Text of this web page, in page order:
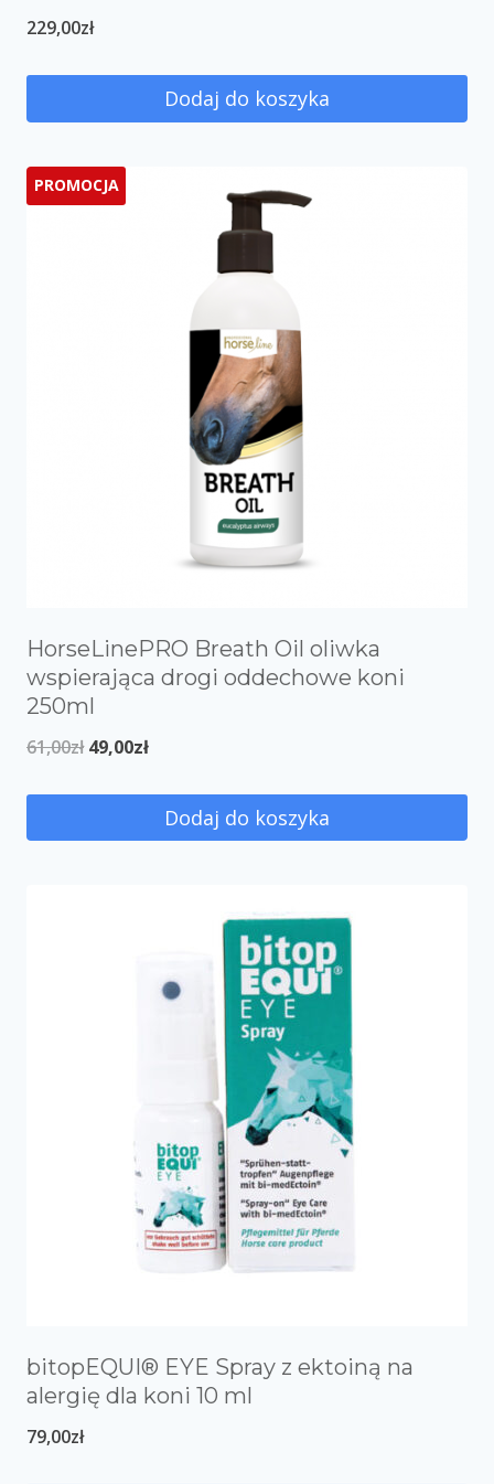
229,00zł
Dodaj do koszyka
PROMOCJA
HorseLinePRO Breath Oil oliwka
wspierająca drogi oddechowe koni
250ml
61,00zł 49,00zł
Dodaj do koszyka
bitopEQUI® EYE Spray z ektoiną na
alergię dla koni 10 ml
79,00zł